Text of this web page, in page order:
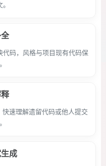
码，风格与项目现有代码保
速理解遗留代码或他人提交
成